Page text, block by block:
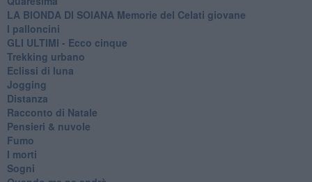
LA BIONDA DI SOIANA Memorie del Celati giovane
I palloncini
GLI ULTIMI - Ecco cinque
Trekking urbano
Eclissi di luna
Jogging
Distanza
Racconto di Natale
Pensieri & nuvole
Fumo
I morti
Sogni